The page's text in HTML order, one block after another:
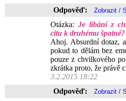
Odpověď:
Otázka: Je líbání z
citu k druhému špatné?
Ahoj. Absurdní dotaz,
pokud to dělám bez
pouze z chvilkového
zkrátka proto, že právě
3.2.2015 18:22
Odpověď: